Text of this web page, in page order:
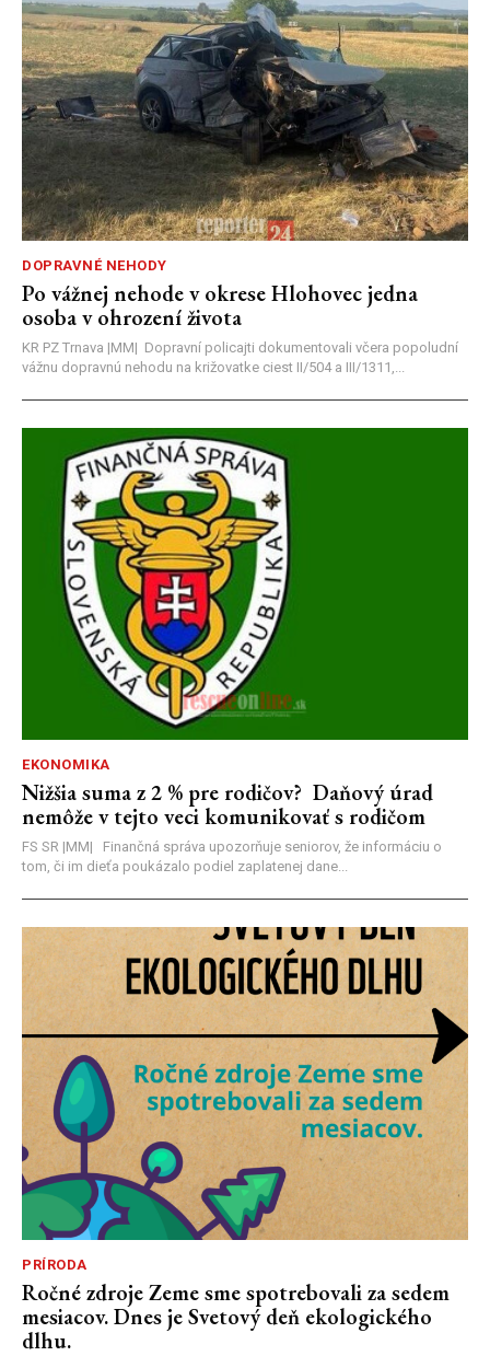
DOPRAVNÉ NEHODY
Po vážnej nehode v okrese Hlohovec jedna
osoba v ohrození života
KR PZ Trnava |MM| Dopravní policajti dokumentovali včera popoludní
vážnu dopravnú nehodu na križovatke ciest II/504 a III/1311,...
EKONOMIKA
Nižšia suma z 2 % pre rodičov? Daňový úrad
nemôže v tejto veci komunikovať s rodičom
FS SR |MM| Finančná správa upozorňuje seniorov, že informáciu o
tom, či im dieťa poukázalo podiel zaplatenej dane...
PRÍRODA
Ročné zdroje Zeme sme spotrebovali za sedem
mesiacov. Dnes je Svetový deň ekologického
dlhu.